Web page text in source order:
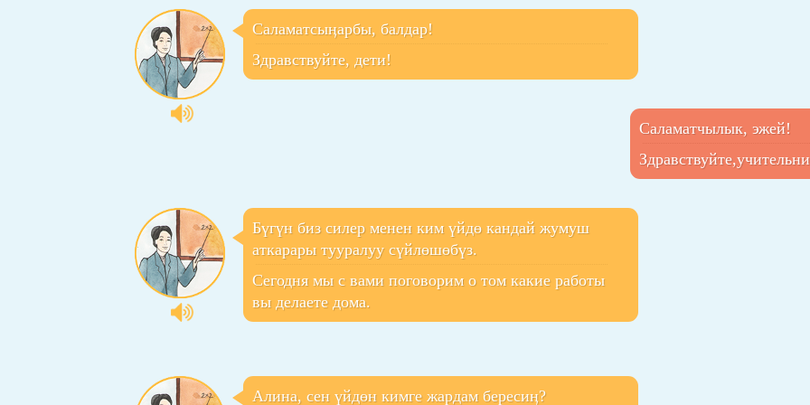
Саламатсыӊарбы, балдар!
Здравствуйте, дети!
Саламатчылык, эжей!
Бүгүн биз силер менен ким үйдө кандай жумуш
аткарары тууралуу сүйлөшөбүз.
Сегодня мы с вами поговорим о том какие работы
вы делаете дома.
Алина, сен үйдөн кимге жардам бересиӊ?